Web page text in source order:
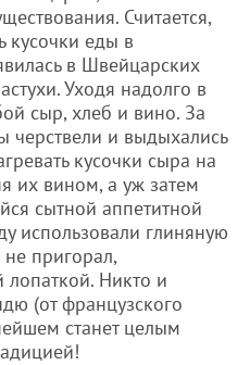
Считается,
кусочки еды в
в Швейцарских
Уходя надолго в
сыр, хлеб и вино. За
черствели и выдыхались
кусочки сыра на
их вином, а уж затем
сытной аппетитной
использовали глиняную
пригорал,
Никто и
(от французского
станет целым